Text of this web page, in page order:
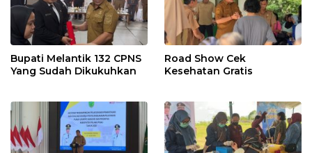
Bupati Melantik 132 CPNS
Yang Sudah Dikukuhkan
Road Show Cek
Kesehatan Gratis